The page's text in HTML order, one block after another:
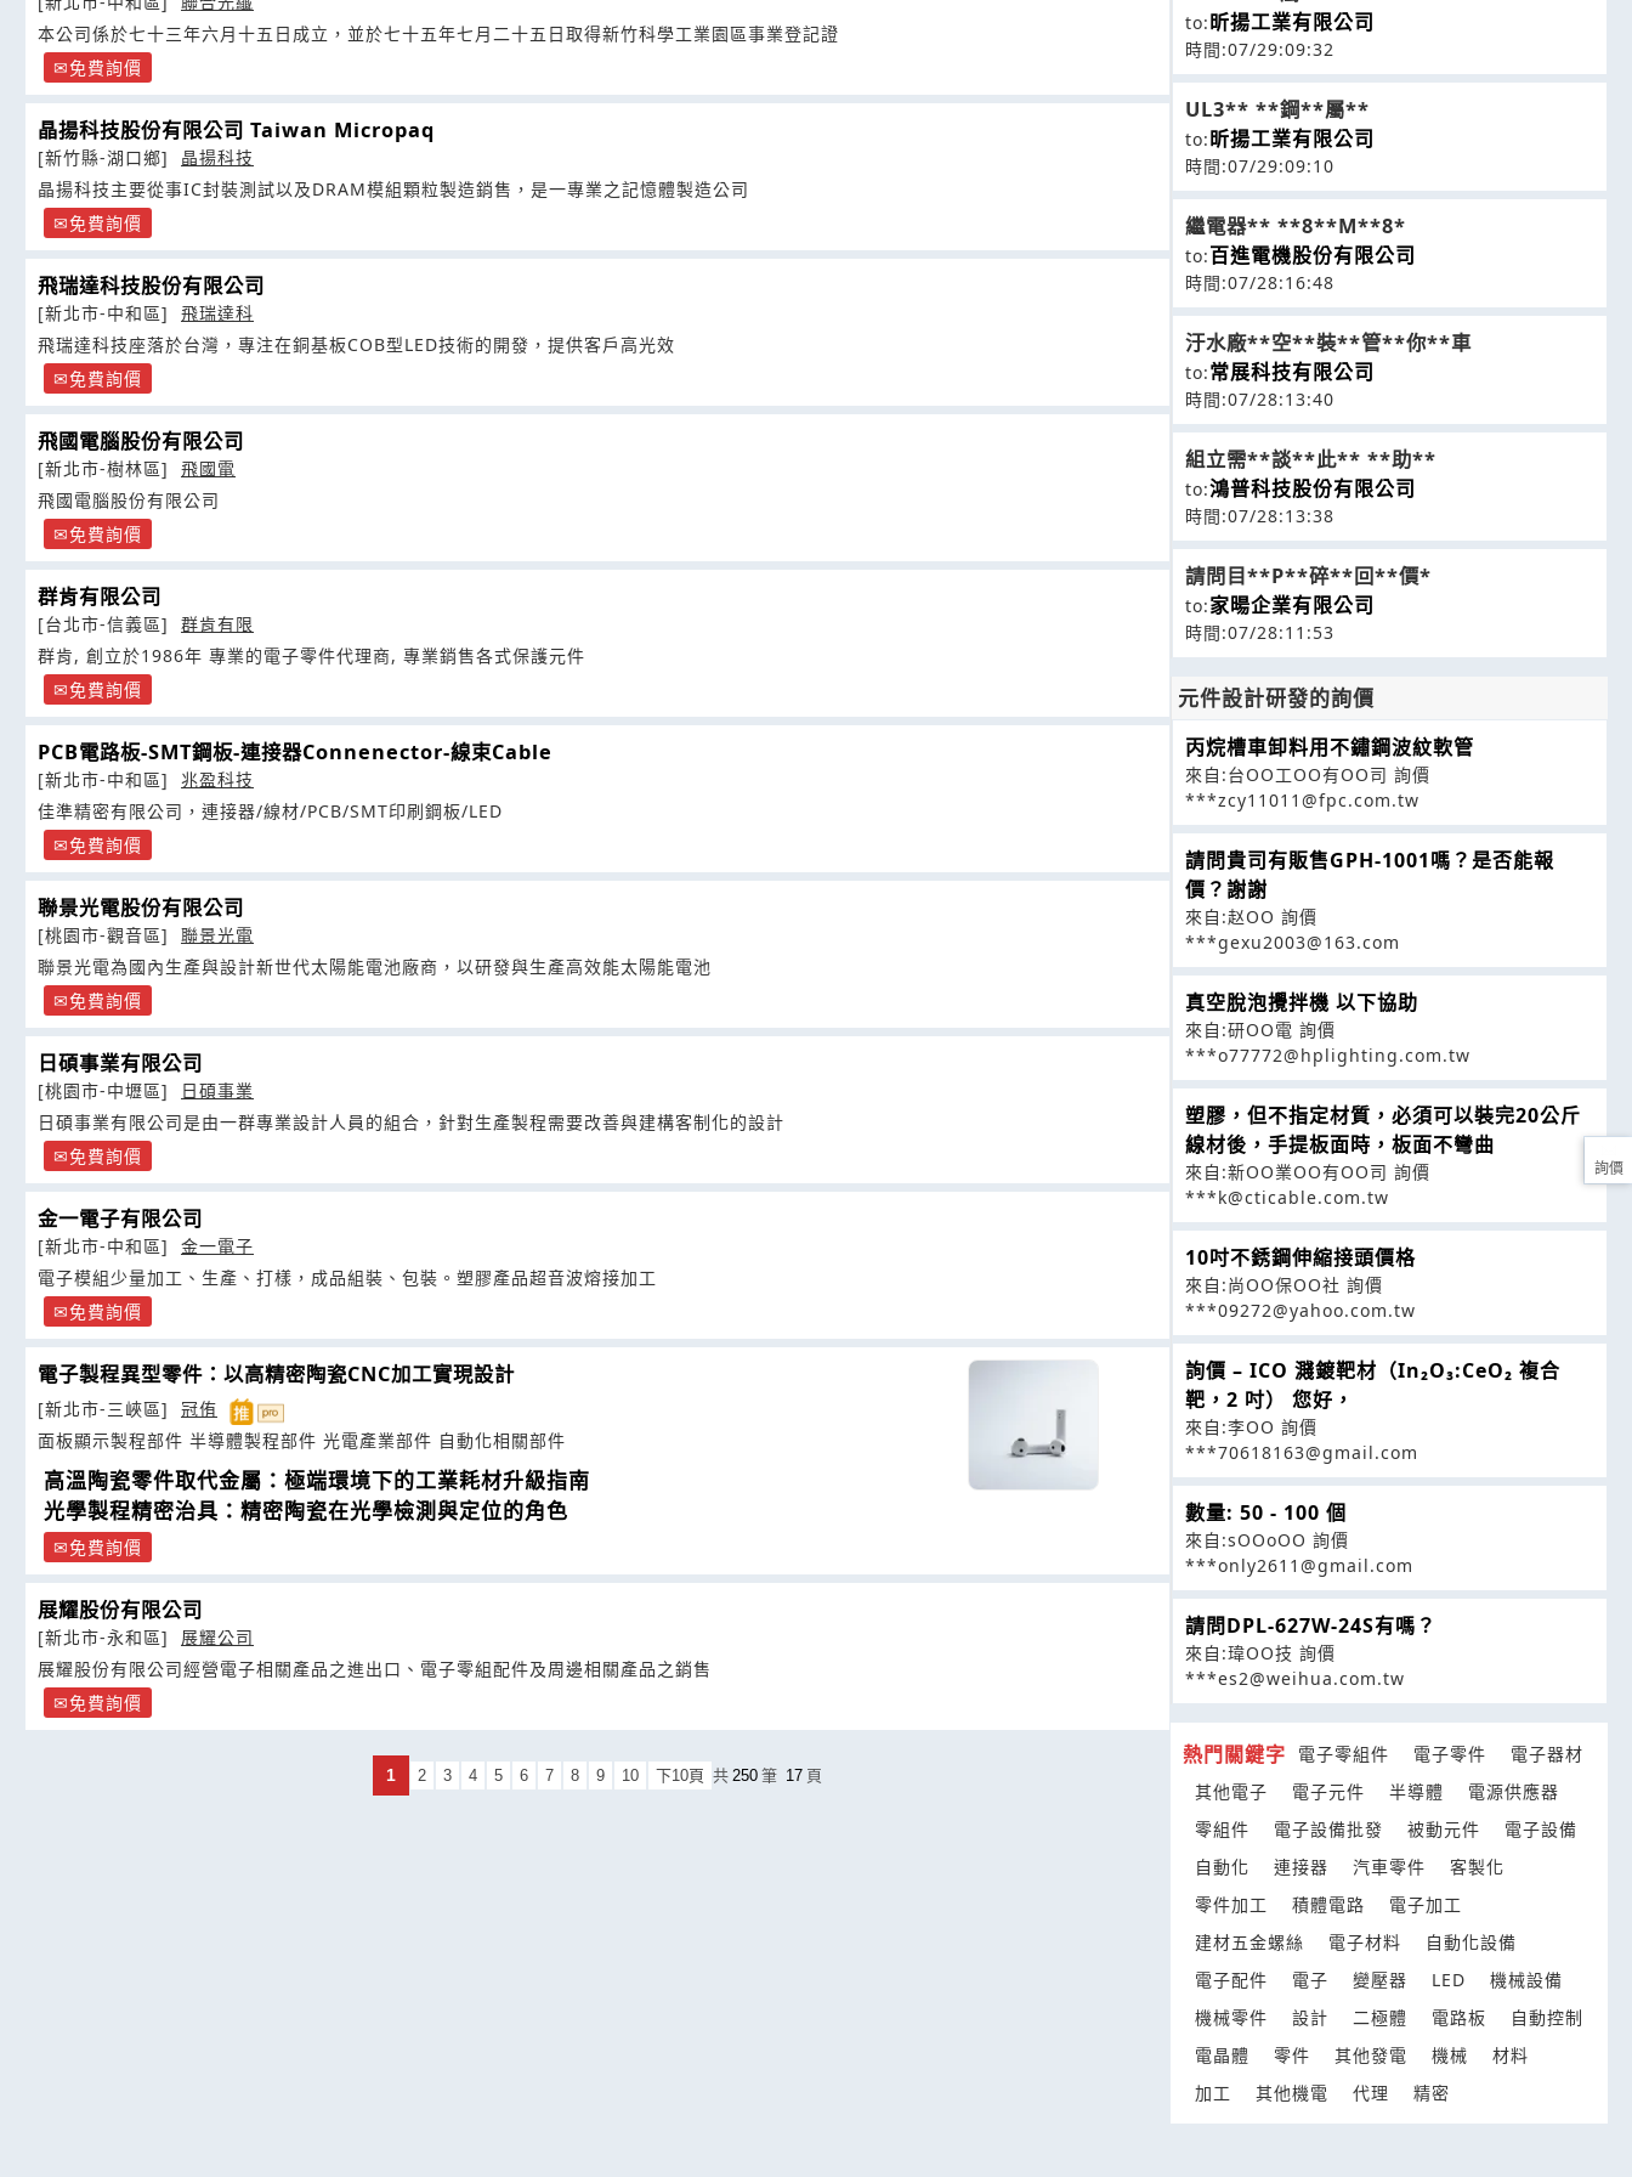
本公司係於七十三年六月十五日成立，並於七十五年七月二十五日取得新竹科學工業園區事業登記證
免費詢價
晶揚科技股份有限公司 Taiwan Micropaq
[新竹縣-湖口鄉]
晶揚科技
晶揚科技主要從事IC封裝測試以及DRAM模組顆粒製造銷售，是一專業之記憶體製造公司
免費詢價
飛瑞達科技股份有限公司
[新北市-中和區]
飛瑞達科
飛瑞達科技座落於台灣，專注在銅基板COB型LED技術的開發，提供客戶高光效
免費詢價
飛國電腦股份有限公司
[新北市-樹林區]
飛國電
飛國電腦股份有限公司
免費詢價
群肯有限公司
[台北市-信義區]
群肯有限
群肯, 創立於1986年 專業的電子零件代理商, 專業銷售各式保護元件
免費詢價
PCB電路板-SMT鋼板-連接器Connenector-線束Cable
[新北市-中和區]
兆盈科技
佳準精密有限公司，連接器/線材/PCB/SMT印刷鋼板/LED
免費詢價
聯景光電股份有限公司
[桃園市-觀音區]
聯景光電
聯景光電為國內生產與設計新世代太陽能電池廠商，以研發與生產高效能太陽能電池
免費詢價
日碩事業有限公司
[桃園市-中壢區]
日碩事業
日碩事業有限公司是由一群專業設計人員的組合，針對生產製程需要改善與建構客制化的設計
免費詢價
金一電子有限公司
[新北市-中和區]
金一電子
電子模組少量加工、生產、打樣，成品組裝、包裝。塑膠產品超音波熔接加工
免費詢價
電子製程異型零件：以高精密陶瓷CNC加工實現設計
[新北市-三峽區]
冠侑
面板顯示製程部件 半導體製程部件 光電產業部件 自動化相關部件
高溫陶瓷零件取代金屬：極端環境下的工業耗材升級指南
光學製程精密治具：精密陶瓷在光學檢測與定位的角色
免費詢價
展耀股份有限公司
[新北市-永和區]
展耀公司
展耀股份有限公司經營電子相關產品之進出口、電子零組配件及周邊相關產品之銷售
免費詢價
1 2 3 4 5 6 7 8 9 10 下10頁 共 250 筆 17 頁
to:昕揚工業有限公司
時間:07/29:09:32
UL3** **鋼**屬**
to:昕揚工業有限公司
時間:07/29:09:10
繼電器** **8**M**8*
to:百進電機股份有限公司
時間:07/28:16:48
汙水廠**空**裝**管**你**車
to:常展科技有限公司
時間:07/28:13:40
組立需**談**此** **助**
to:鴻普科技股份有限公司
時間:07/28:13:38
請問目**P**碎**回**價*
to:家暘企業有限公司
時間:07/28:11:53
元件設計研發的詢價
丙烷槽車卸料用不鏽鋼波紋軟管
來自:台OO工OO有OO司 詢價
***zcy11011@fpc.com.tw
請問貴司有販售GPH-1001嗎？是否能報
價？謝謝
來自:赵OO 詢價
***gexu2003@163.com
真空脫泡攪拌機 以下協助
來自:研OO電 詢價
***o77772@hplighting.com.tw
塑膠，但不指定材質，必須可以裝完20公斤
線材後，手提板面時，板面不彎曲
來自:新OO業OO有OO司 詢價
***k@cticable.com.tw
10吋不銹鋼伸縮接頭價格
來自:尚OO保OO社 詢價
***09272@yahoo.com.tw
詢價 – ICO 濺鍍靶材（In₂O₃:CeO₂ 複合
靶，2 吋） 您好，
來自:李OO 詢價
***70618163@gmail.com
數量: 50 - 100 個
來自:sOOoOO 詢價
***only2611@gmail.com
請問DPL-627W-24S有嗎？
來自:瑋OO技 詢價
***es2@weihua.com.tw
熱門關鍵字 電子零組件 電子零件
電子器材
其他電子
電子元件 半導體
電源供應器
零組件
電子設備批發 被動元件
電子設備
自動化
連接器 汽車零件
客製化
零件加工
積體電路
電子加工
建材五金螺絲
電子材料
自動化設備
電子配件
電子 變壓器 LED
機械設備
機械零件
設計 二極體 電路板
自動控制
電晶體
零件 其他發電 機械
材料
加工
其他機電 代理 精密
詢價